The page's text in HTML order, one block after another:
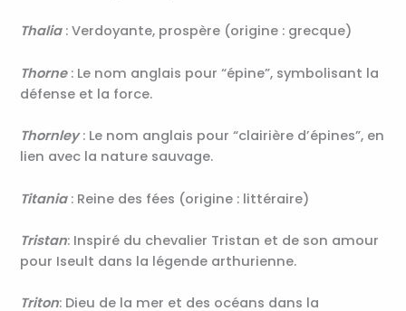
Thalia: Verdoyante, prospère (origine : grecque)
Thorne: Le nom anglais pour “épine”, symbolisant la
défense et la force.
Thornley: Le nom anglais pour “clairière d’épines”, en
lien avec la nature sauvage.
Titania: Reine des fées (origine : littéraire)
Tristan: Inspiré du chevalier Tristan et de son amour
pour Iseult dans la légende arthurienne.
Triton: Dieu de la mer et des océans dans la